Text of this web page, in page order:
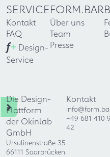
SERVICE
Kontakt
FAQ
f+ Design-
Service
FORM.BAR
Über uns
Team
Presse
Die Design-
Plattform
der Okinlab
GmbH
Ursulinenstraße 35
66111 Saarbrücken
Kontakt
+49 681 410
42